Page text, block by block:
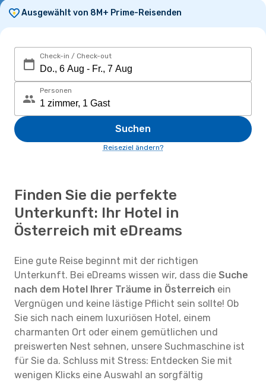
Ausgewählt von 8M+ Prime-Reisenden
Check-in / Check-out
Personen
Suchen
Reiseziel ändern?
Finden Sie die perfekte
Unterkunft: Ihr Hotel in
Österreich mit eDreams
Eine gute Reise beginnt mit der richtigen
Unterkunft. Bei eDreams wissen wir, dass die Suche
nach dem Hotel Ihrer Träume in Österreich ein
Vergnügen und keine lästige Pflicht sein sollte! Ob
Sie sich nach einem luxuriösen Hotel, einem
charmanten Ort oder einem gemütlichen und
preiswerten Nest sehnen, unsere Suchmaschine ist
für Sie da. Schluss mit Stress: Entdecken Sie mit
wenigen Klicks eine Auswahl an sorgfältig